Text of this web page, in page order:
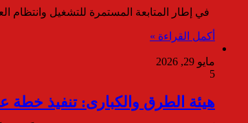
في إطار المتابعة المستمرة للتشغيل وانتظام
أكمل القراءة »
مايو 29, 2026
5
هيئة الطرق والكبارى: تنفيذ خطة